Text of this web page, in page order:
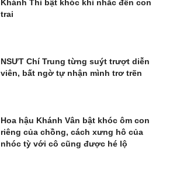
Khánh Thi bật khóc khi nhắc đến con
trai
NSƯT Chí Trung từng suýt trượt diễn
viên, bất ngờ tự nhận mình trơ trẽn
Hoa hậu Khánh Vân bật khóc ôm con
riêng của chồng, cách xưng hô của
nhóc tỳ với cô cũng được hé lộ